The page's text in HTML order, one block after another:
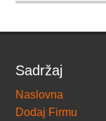
Sadržaj
Naslovna
Dodaj Firmu